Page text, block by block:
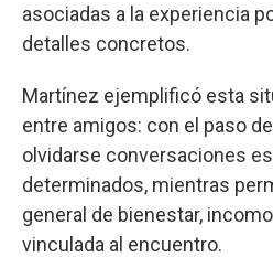
asociadas a la experiencia
detalles concretos.
Martínez ejemplificó esta
entre amigos: con el paso
olvidarse conversaciones
determinados, mientras
general de bienestar,
vinculada al encuentro.